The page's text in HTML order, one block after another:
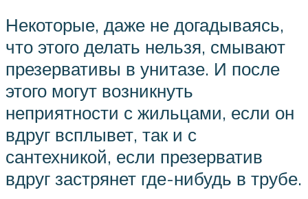
Некоторые, даже не догадываясь,
что этого делать нельзя, смывают
презервативы в унитазе. И после
этого могут возникнуть
неприятности с жильцами, если он
вдруг всплывет, так и с
сантехникой, если презерватив
вдруг застрянет где-нибудь в трубе.